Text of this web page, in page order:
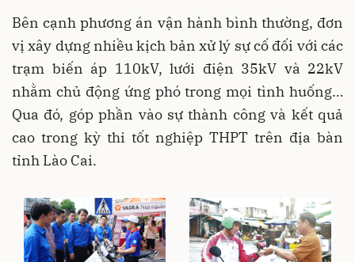
Bên cạnh phương án vận hành bình thường, đơn
vị xây dựng nhiều kịch bản xử lý sự cố đối với các
trạm biến áp 110kV, lưới điện 35kV và 22kV
nhằm chủ động ứng phó trong mọi tình huống…
Qua đó, góp phần vào sự thành công và kết quả
cao trong kỳ thi tốt nghiệp THPT trên địa bàn
tỉnh Lào Cai.